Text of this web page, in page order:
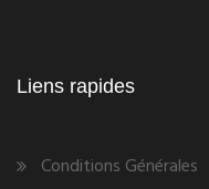
Liens rapides
Conditions Générales